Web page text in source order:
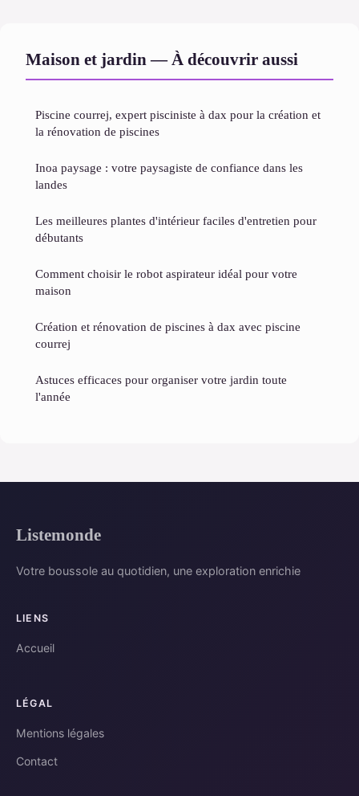
Maison et jardin — À découvrir aussi
Piscine courrej, expert pisciniste à dax pour la création et
la rénovation de piscines
Inoa paysage : votre paysagiste de confiance dans les
landes
Les meilleures plantes d'intérieur faciles d'entretien pour
débutants
Comment choisir le robot aspirateur idéal pour votre
maison
Création et rénovation de piscines à dax avec piscine
courrej
Astuces efficaces pour organiser votre jardin toute
l'année
Listemonde
Votre boussole au quotidien, une exploration enrichie
LIENS
Accueil
LÉGAL
Mentions légales
Contact